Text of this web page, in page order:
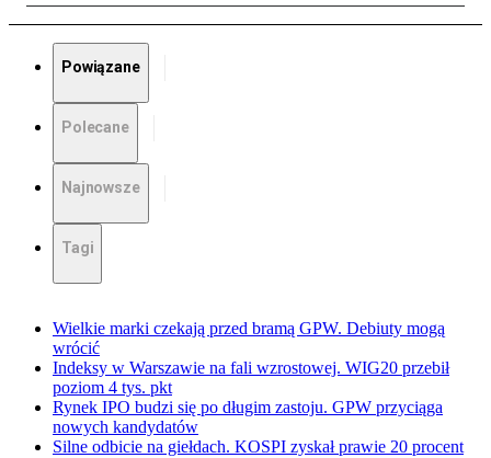
Powiązane
Polecane
Najnowsze
Tagi
Wielkie marki czekają przed bramą GPW. Debiuty mogą
wrócić
Indeksy w Warszawie na fali wzrostowej. WIG20 przebił
poziom 4 tys. pkt
Rynek IPO budzi się po długim zastoju. GPW przyciąga
nowych kandydatów
Silne odbicie na giełdach. KOSPI zyskał prawie 20 procent